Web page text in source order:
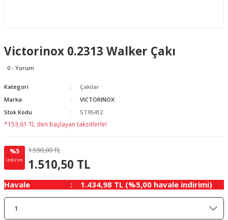
Victorinox 0.2313 Walker Çakı
0 - Yorum
Kategori
Çakılar
Marka
VICTORINOX
Stok Kodu
ST95412
*153,61 TL den başlayan taksitlerle!
%5
indirim
1.590,00 TL
1.510,50 TL
Havale 1.434,98 TL (%5,00 havale indirimi)